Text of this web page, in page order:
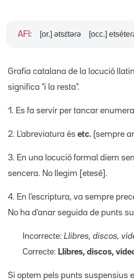
AFI : [or.] ətsɛ́təɾə [occ.]
Grafia catalana de la locució
significa "i la resta".
1. Es fa servir per tancar
2. L'abreviatura és etc. (sempre
3. En una locució formal diem
sencera. No llegim [etesé].
4. En l'escriptura, va sempre
No ha d'anar seguida de punts
Incorrecte: Llibres, discos,
Correcte: Llibres, discos,
Si optem pels punts suspensius